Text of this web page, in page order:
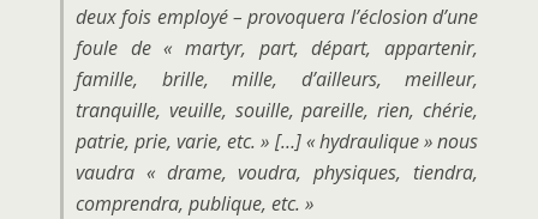
deux fois employé – provoquera l’éclosion d’une
foule de « martyr, part, départ, appartenir,
famille, brille, mille, d’ailleurs, meilleur,
tranquille, veuille, souille, pareille, rien, chérie,
patrie, prie, varie, etc. » […] «hydraulique» nous
vaudra « drame, voudra, physiques, tiendra,
comprendra, publique, etc. »